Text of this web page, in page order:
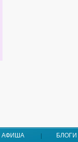
АФИША БЛОГИ